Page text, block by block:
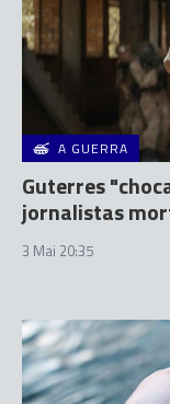
A GUERRA
Guterres
jornalistas
3 Mai 20:35